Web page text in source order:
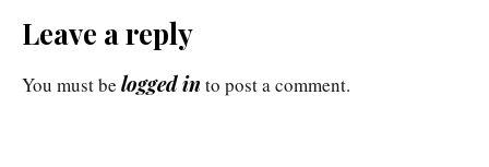
Leave a reply
You must be logged in to post a comment.